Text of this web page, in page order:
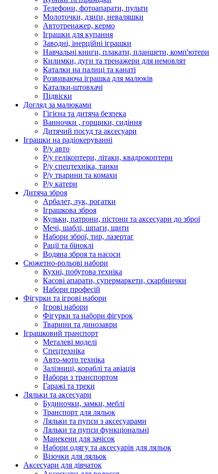
Телефони, фотоапарати, пульти
Молоточки, дзиґи, неваляшки
Автотренажер, кермо
Іграшки для купання
Заводні, інерційні іграшки
Навчальні книги, плакати, планшети, комп'ютери
Килимки, дуги та тренажери для немовлят
Каталки на палиці та канаті
Розвиваюча іграшка для малюків
Каталки-штовхачі
Підвіски
Догляд за малюками
Гігієна та дитяча безпека
Ванночки , горщики, сидіння
Дитячий посуд та аксесуари
Іграшки на радіокеруванні
Р/у авто
Р/у гелікоптери, літаки, квадрокоптери
Р/у спецтехніка, танки
Р/у тварини та комахи
Р/у катери
Дитяча зброя
Арбалет, лук, рогатки
Іграшкова зброя
Кульки, патрони, пістони та аксесуари до зброї
Мечі, шаблі, шпаги, щити
Набори зброї, тир, лазертаг
Рації та біноклі
Водяна зброя та насоси
Сюжетно-рольові набори
Кухні, побутова техніка
Касові апарати, супермаркети, скарбнички
Набори професій
Фігурки та ігрові набори
Ігрові набори
Фігурки та набори фігурок
Тварини та динозаври
Іграшковий транспорт
Металеві моделі
Спецтехніка
Авто-мото техніка
Залізниці, кораблі та авіація
Набори з транспортом
Гаражі та треки
Ляльки та аксесуари
Будиночки, замки, меблі
Транспорт для ляльок
Ляльки та пупси з аксесуарами
Ляльки та пупси функціональні
Манекени для зачісок
Набори одягу та аксесуарів для ляльок
Візочки для ляльок
Аксесуари для дівчаток